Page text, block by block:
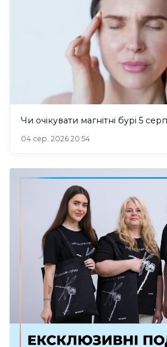
Чи очікувати магнітні бурі 5
04 сер. 2026 20:54